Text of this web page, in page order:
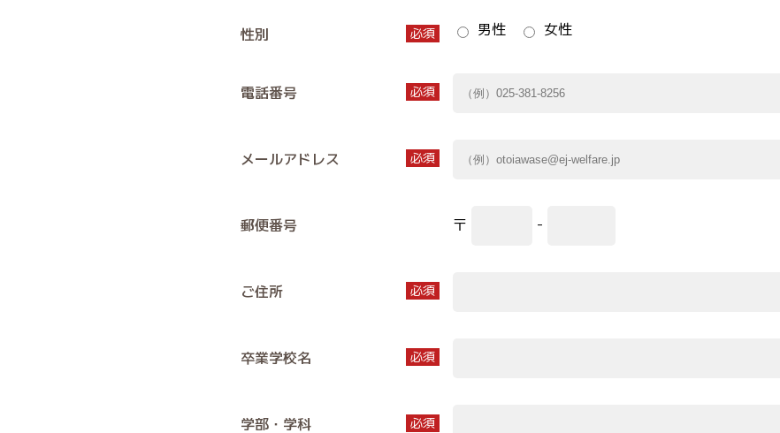
性別 必須 男性 女性
電話番号 必須
メールアドレス 必須
郵便番号 〒 -
ご住所 必須
卒業学校名 必須
学部・学科 必須